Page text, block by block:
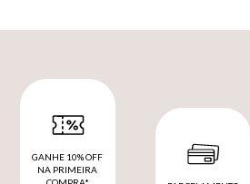
GANHE 10% OFF
NA PRIMEIRA